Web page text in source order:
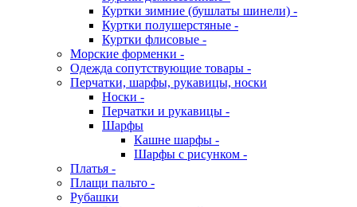
Куртки зимние (бушлаты шинели) -
Куртки полушерстяные -
Куртки флисовые -
Морские форменки -
Одежда сопутствующие товары -
Перчатки, шарфы, рукавицы, носки
Носки -
Перчатки и рукавицы -
Шарфы
Кашне шарфы -
Шарфы с рисунком -
Платья -
Плащи пальто -
Рубашки